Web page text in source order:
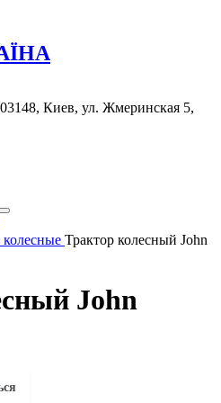
Киев, ул. Жмеринская 5,
Трактор колесный John
John